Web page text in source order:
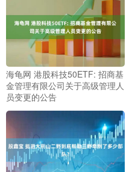
海龟网 港股科技50ETF: 招商基
金管理有限公司关于高级管理人
员变更的公告